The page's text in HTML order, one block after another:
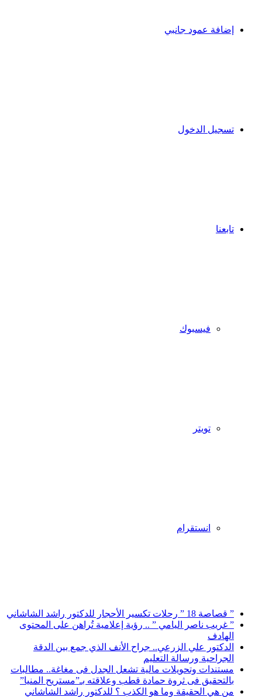
إضافة عمود جانبي
تسجيل الدخول
تابعنا
فيسبوك
تويتر
انستقرام
” قصاصة 18 ” رحلات تكسير الأحجار للدكتور راشد الشاشاني
” غريب ناصر اليامي ” .. رؤية إعلامية تُراهن على المحتوى
الهادف
الدكتور علي الزرعي.. جراح الأنف الذي جمع بين الدقة
الجراحية ورسالة التعليم
مستندات وتحويلات مالية تشعل الجدل فى مغاغة.. مطالبات
بالتحقيق فى ثروة حمادة قطب وعلاقته بـ”مستريح المنيا”
من هي الحقيقة وما هو الكذب ؟ للدكتور راشد الشاشاني